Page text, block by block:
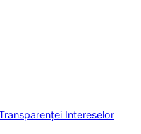
Intereselor